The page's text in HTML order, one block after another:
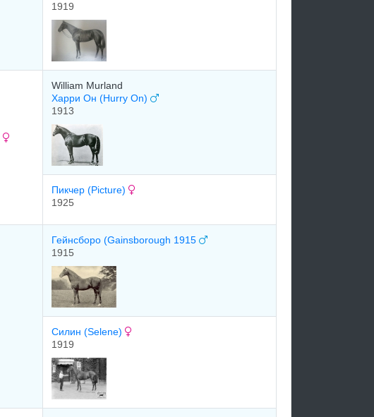
1919
William Murland
Харри Он (Hurry On)
1913
Пикчер (Picture)
1925
Гейнсборо (Gainsborough 1915
1915
Силин (Selene)
1919